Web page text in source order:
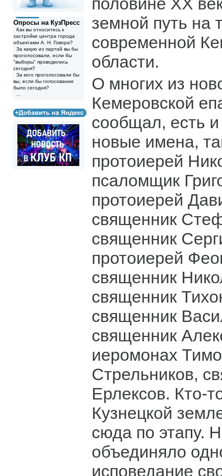
Опросы на КузПресс
Как вы относитесь к
застройке центра города
объектами А. Н. Говора?
За какую из партий вы бы
проголосовали, если бы
"выборы" проводились
сегодня?
За кого проголосовали бы
вы, если бы голосование
было сегодня?
земной путь на
современной
области.
О многих из
Кемеровской
сообщал, есть
новые имена,
протоиерей
псаломщик
протоиерей
священник
священник
протоиерей
священник
священник
священник
священник
иеромонах
Стрельников,
Ерлексов. Кто-
Кузнецкой
сюда по этапу.
объединяло
исповедание